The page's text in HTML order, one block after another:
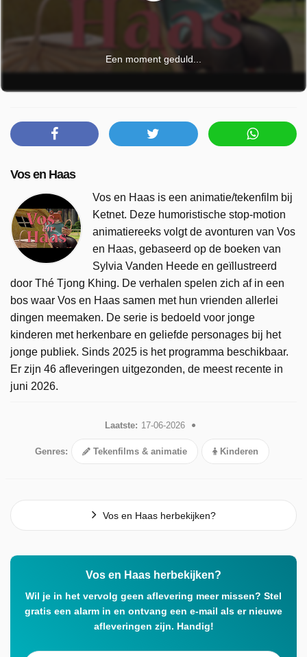
Een moment geduld...
Vos en Haas
Vos en Haas is een animatie/tekenfilm bij
Ketnet. Deze humoristische stop-motion
animatiereeks volgt de avonturen van Vos
en Haas, gebaseerd op de boeken van
Sylvia Vanden Heede en geïllustreerd
door Thé Tjong Khing. De verhalen spelen zich af in een
bos waar Vos en Haas samen met hun vrienden allerlei
dingen meemaken. De serie is bedoeld voor jonge
kinderen met herkenbare en geliefde personages bij het
jonge publiek. Sinds 2025 is het programma beschikbaar.
Er zijn 46 afleveringen uitgezonden, de meest recente in
juni 2026.
Laatste: 17-06-2026
Genres: Tekenfilms & animatie Kinderen
Vos en Haas herbekijken?
Vos en Haas herbekijken?
Wil je in het vervolg geen aflevering meer missen? Stel
gratis een alarm in en ontvang een e-mail als er nieuwe
afleveringen zijn. Handig!